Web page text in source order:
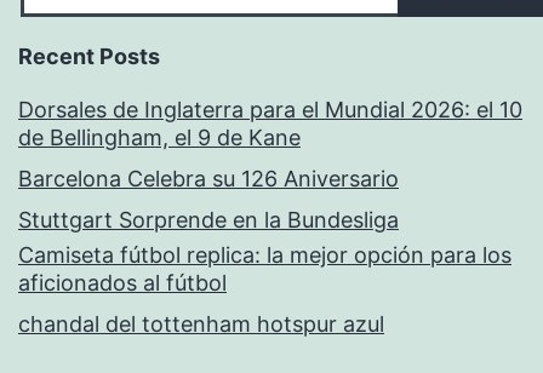
Recent Posts
Dorsales de Inglaterra para el Mundial 2026: el 10
de Bellingham, el 9 de Kane
Barcelona Celebra su 126 Aniversario
Stuttgart Sorprende en la Bundesliga
Camiseta fútbol replica: la mejor opción para los
aficionados al fútbol
chandal del tottenham hotspur azul